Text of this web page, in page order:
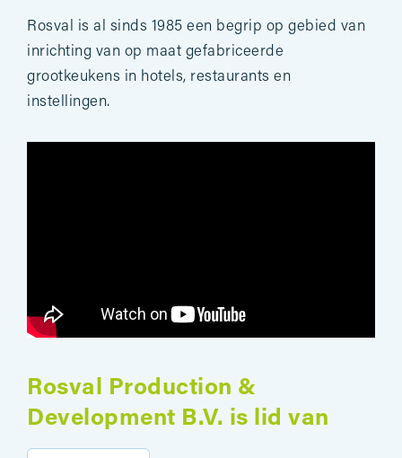
Rosval is al sinds 1985 een begrip op gebied van
inrichting van op maat gefabriceerde
grootkeukens in hotels, restaurants en
instellingen.
Rosval Production &
Development B.V. is lid van